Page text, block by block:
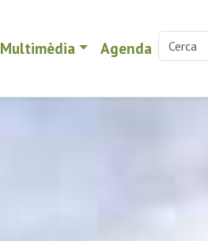
Multimèdia Agenda